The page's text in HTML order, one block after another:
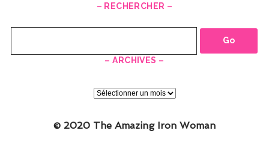
– RECHERCHER –
– ARCHIVES –
ARCHIVES
© 2020 The Amazing Iron Woman